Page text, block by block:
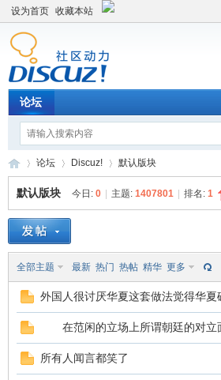
设为首页 收藏本站
论坛
»
论坛
›
Discuz! 默认版块
默认版块 今日: 0 主题: 1407801 排名: 1
全部主题 最新 热门 热帖 精华 更多
外国人很讨厌华夏这套做法觉得华
在范闲的立场上所谓朝廷的对立
所有人闻言都笑了